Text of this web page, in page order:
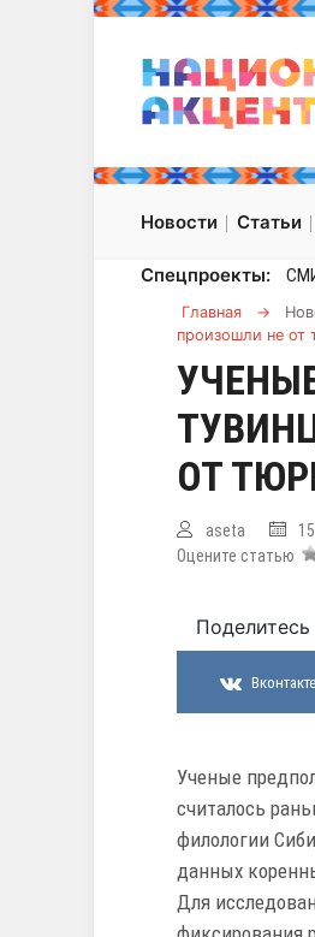
Новости Статьи
Спецпроекты:
Главная →
произошли не от
ОТ
aseta
Оцените статью
Вконтакте
Ученые
считалось
филологии
данных
Для